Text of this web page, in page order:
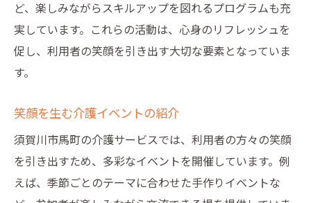
ど、楽しみながらスキルアップを図れるプログラムも充
実しています。これらの活動は、心身のリフレッシュを
促し、利用者の笑顔を引き出す大切な要素となっていま
す。
笑顔を生む介護イベントの紹介
須賀川市馬町の介護サービスでは、利用者の方々の笑顔
を引き出すため、多彩なイベントを開催しています。例
えば、季節ごとのテーマに合わせた手作りイベントな